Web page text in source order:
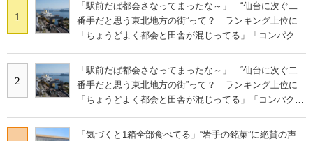
1
「駅前だば都会さなってまったな～」 “仙台に次ぐ二
番手だと思う東北地方の街”って？ ランキング上位に
「ちょうどよく都会と田舎が混じってる」「コンパクト
2
「駅前だば都会さなってまったな～」 “仙台に次ぐ二
番手だと思う東北地方の街”って？ ランキング上位に
「ちょうどよく都会と田舎が混じってる」「コンパクト
「気づくと1箱全部食べてる」“岩手の銘菓”に絶賛の声